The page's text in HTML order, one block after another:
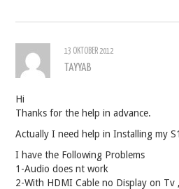
13 OKTOBER 2012
TAYYAB
Hi
Thanks for the help in advance.
Actually I need help in Installing my
I have the Following Problems
1-Audio does nt work
2-With HDMI Cable no Display on Tv